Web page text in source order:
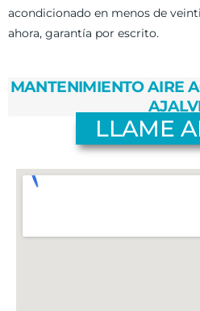
acondicionado en menos de
ahora, garantía por escrito.
MANTENIMIENTO AIRE
LLAME